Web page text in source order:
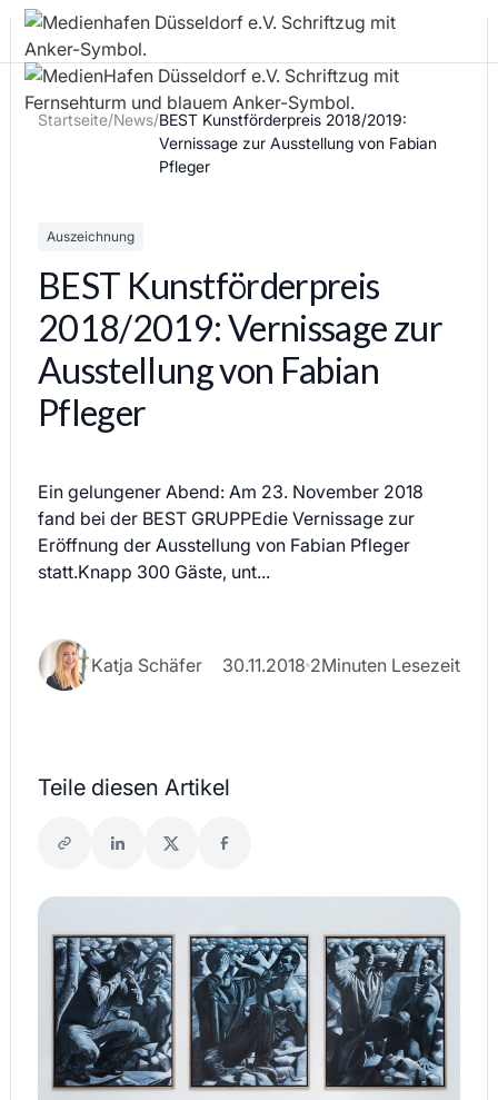
Startseite/News/BEST Kunstförderpreis 2018/2019:
Vernissage zur Ausstellung von Fabian
Pfleger
Auszeichnung
BEST Kunstförderpreis
2018/2019: Vernissage zur
Ausstellung von Fabian
Pfleger
Ein gelungener Abend: Am 23. November 2018
fand bei der BEST GRUPPEdie Vernissage zur
Eröffnung der Ausstellung von Fabian Pfleger
statt.Knapp 300 Gäste, unt...
Katja Schäfer 30.11.2018 2Minuten Lesezeit
Teile diesen Artikel